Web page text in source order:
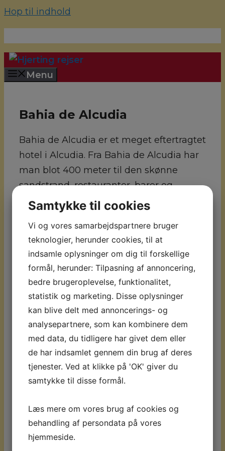
Hop til indhold
Menu
Bahia de Alcudia
Bahia de Alcudia er et meget eftertragtet
hotel i Alcudia. Fra Bahia de Alcudia har
man blot 400 meter til den skønne
sandstrand, restauranter, barer og
butikker er lige udenfor døren. Der knap
1 km. til marinaen og ca. 1,5 km. til den
gamle bydel. Udover den skønne
beliggenhed fremstår Bahia de Alcudia
super flot og byder på gode faciliteter. Til
trods for at Bahia de Alcudia er et stort
hotel, så har man formået at skabe
mange hyggelige områder, hvilket er
gjort med skøn beplantning, lounge
områder og hyggelige glaspartier.
Hotellet har desuden lavet lounge
område der KUN er for voksne, hvilket
giver mulighed for en særlig stemning.
Værelser:Bahia de Alcudia består af 234
værelser, der er fordelt over 8 etager.
Opholdet er i dbl. værelse og alle dbl.
Samtykke til cookies
Vi og vores samarbejdspartnere bruger
teknologier, herunder cookies, til at
indsamle oplysninger om dig til forskellige
formål, herunder: Tilpasning af annoncering,
bedre brugeroplevelse, funktionalitet,
statistik og marketing. Disse oplysninger
kan blive delt med annoncerings- og
analysepartnere, som kan kombinere dem
med data, du tidligere har givet dem eller
de har indsamlet gennem din brug af deres
tjenester. Ved at klikke på 'OK' giver du
samtykke til disse formål.
Læs mere om vores brug af cookies og
behandling af persondata på vores
hjemmeside.